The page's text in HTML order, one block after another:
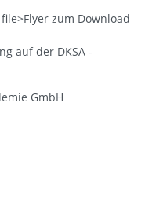
zum Download
auf der DKSA -
GmbH